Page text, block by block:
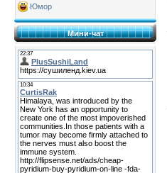
Юмор
Мини-чат